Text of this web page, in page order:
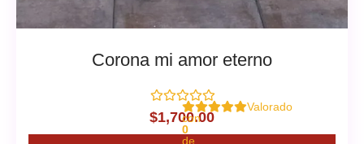
Corona mi amor eterno
Valorado
con
0
de
$1,700.00